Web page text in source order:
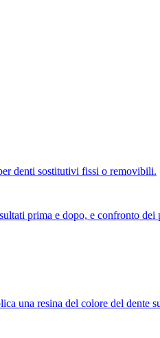
denti sostitutivi fissi o removibili.
prima e dopo, e confronto
una resina del colore del dente